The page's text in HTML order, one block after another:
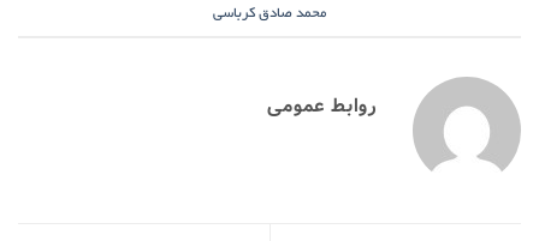
محمد صادق کرباسی
روابط عمومی